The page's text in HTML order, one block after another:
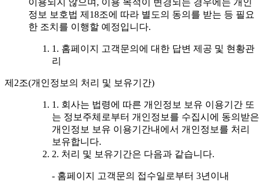
정보 보호법 제18조에 따라 별도의 동의를 받는 등 필요
한 조치를 이행할 예정입니다.
1. 홈페이지 고객문의에 대한 답변 제공 및 현황관
리
제2조(개인정보의 처리 및 보유기간)
1. 회사는 법령에 따른 개인정보 보유 이용기간 또
는 정보주체로부터 개인정보를 수집시에 동의받은
개인정보 보유 이용기간내에서 개인정보를 처리
보유합니다.
2. 처리 및 보유기간은 다음과 같습니다.
- 홈페이지 고객문의 접수일로부터 3년이내